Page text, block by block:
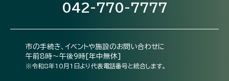
042-770-7777
市の手続き、イベントや施設のお問い合わせに
午前8時～午後9時[年中無休]
※令和8年10月1日より代表電話番号と統合します。